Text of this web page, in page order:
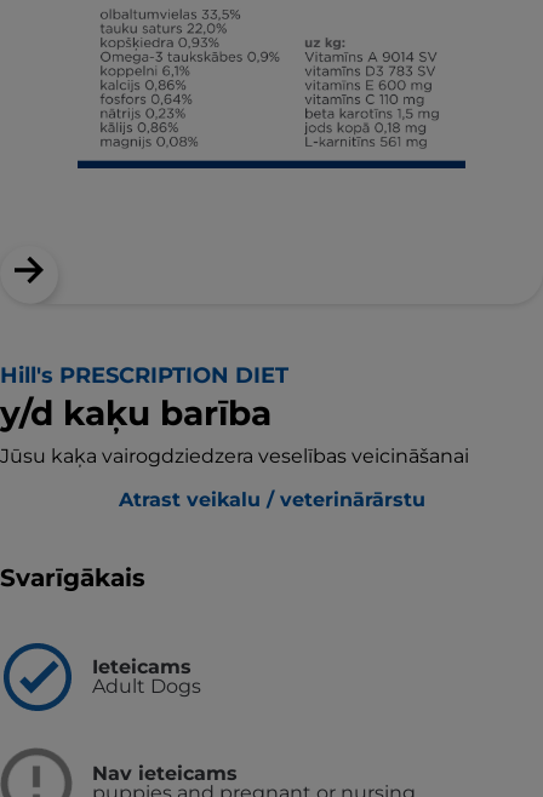
Hill's PRESCRIPTION DIET
y/d kaķu barība
Jūsu kaķa vairogdziedzera veselības veicināšanai
Atrast veikalu / veterinārārstu
Svarīgākais
Ieteicams
Adult Dogs
Nav ieteicams